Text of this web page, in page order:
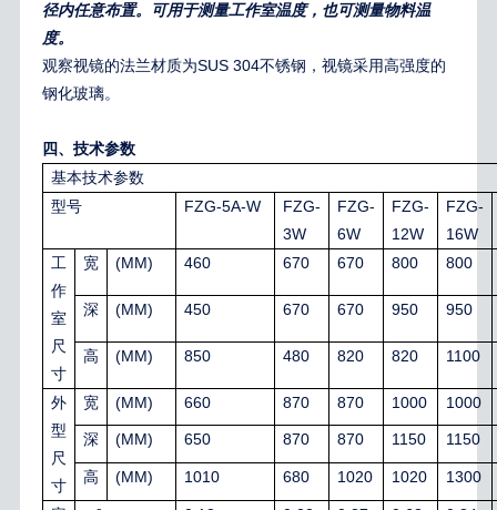
径内任意布置。可用于测量工作室温度，也可测量物料温
度。
观察视镜的法兰材质为SUS 304不锈钢，视镜采用高强度的
钢化玻璃。
四、技术参数
基本技术参数
型号
FZG-5A-W
FZG-
3W
FZG-
6W
FZG-
12W
FZG-
16W
工
作
室
尺
寸
宽 (MM) 460 670 670 800 800
深 (MM) 450 670 670 950 950
高 (MM) 850 480 820 820 1100
外
型
尺
寸
宽 (MM) 660 870 870 1000 1000
深 (MM) 650 870 870 1150 1150
高 (MM) 1010 680 1020 1020 1300